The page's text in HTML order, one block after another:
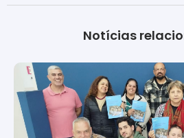
Notícias